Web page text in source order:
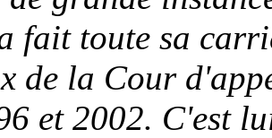
fait toute sa
de la Cour
et 2002. C'est